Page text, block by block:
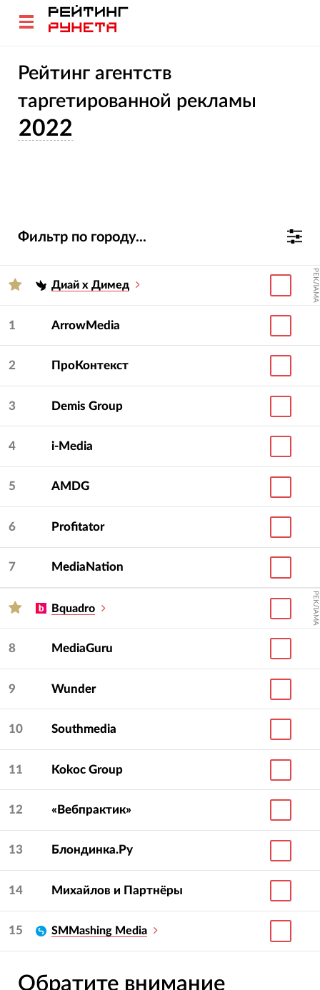
Рейтинг агентств
таргетированной рекламы
2022
Фильтр по городу...
Диай х Димед РЕКЛАМА
1 ArrowMedia
2 ПроКонтекст
3 Demis Group
4 i-Media
5 AMDG
6 Profitator
7 MediaNation
Bquadro РЕКЛАМА
8 MediaGuru
9 Wunder
10 Southmedia
11 Kokoc Group
12 «Вебпрактик»
13 Блондинка.Ру
14 Михайлов и Партнёры
15 SMMashing Media
Обратите внимание